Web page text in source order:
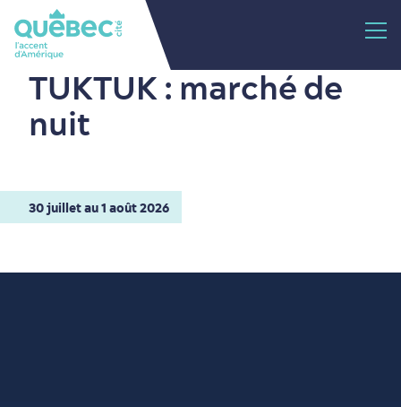
TUKTUK : marché de
nuit
30 juillet au 1 août 2026